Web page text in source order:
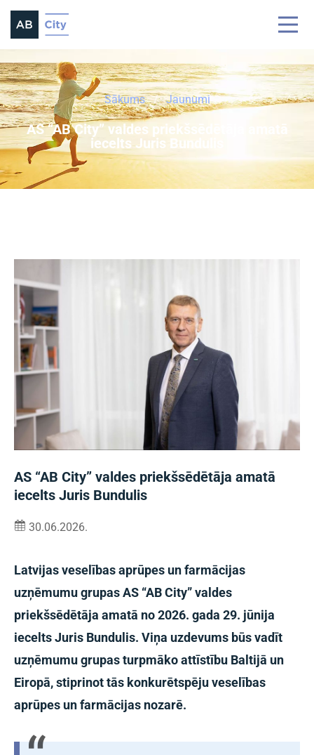
Sākums Jaunumi
AS “AB City” valdes priekšsēdētāja amatā
iecelts Juris Bundulis
AS “AB City” valdes priekšsēdētāja amatā
iecelts Juris Bundulis
30.06.2026.
Latvijas veselības aprūpes un farmācijas
uzņēmumu grupas AS “AB City” valdes
priekšsēdētāja amatā no 2026. gada 29. jūnija
iecelts Juris Bundulis. Viņa uzdevums būs vadīt
uzņēmumu grupas turpmāko attīstību Baltijā un
Eiropā, stiprinot tās konkurētspēju veselības
aprūpes un farmācijas nozarē.